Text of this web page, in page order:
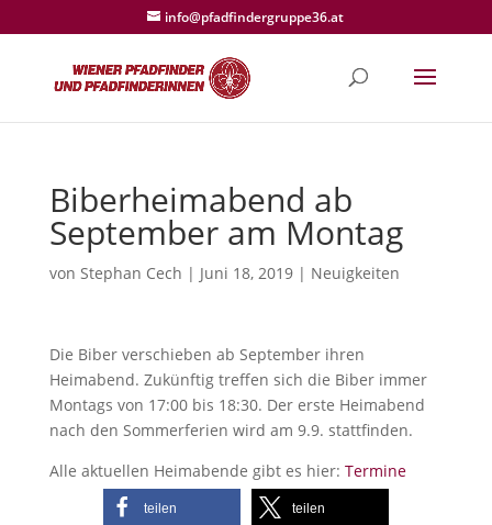
info@pfadfindergruppe36.at
Biberheimabend ab
September am Montag
von Stephan Cech | Juni 18, 2019| Neuigkeiten
Die Biber verschieben ab September ihren
Heimabend. Zukünftig treffen sich die Biber immer
Montags von 17:00 bis 18:30. Der erste Heimabend
nach den Sommerferien wird am 9.9. stattfinden.
Alle aktuellen Heimabende gibt es hier: Termine
teilen teilen